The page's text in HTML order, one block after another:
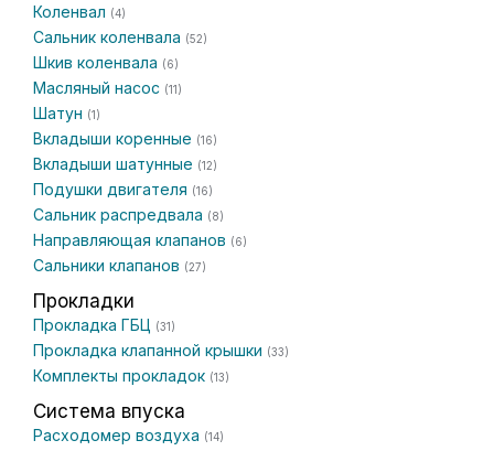
Коленвал (4)
Сальник коленвала (52)
Шкив коленвала (6)
Масляный насос (11)
Шатун (1)
Вкладыши коренные (16)
Вкладыши шатунные (12)
Подушки двигателя (16)
Сальник распредвала (8)
Направляющая клапанов (6)
Сальники клапанов (27)
Прокладки
Прокладка ГБЦ (31)
Прокладка клапанной крышки (33)
Комплекты прокладок (13)
Система впуска
Расходомер воздуха (14)